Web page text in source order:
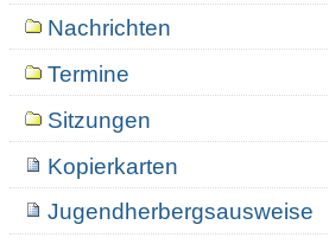
Nachrichten
Termine
Sitzungen
Kopierkarten
Jugendherbergsausweise